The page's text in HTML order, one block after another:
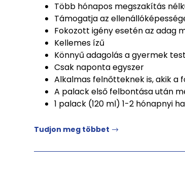
Több hónapos megszakítás
Támogatja az
Fokozott igény esetén az adag
Kellemes ízű
Könnyű adagolás a gyermek
Csak naponta egyszer
Alkalmas felnőtteknek is, akik a
A palack első felbontása után
1 palack (120 ml) 1-2 hónapnyi
Tudjon meg többet